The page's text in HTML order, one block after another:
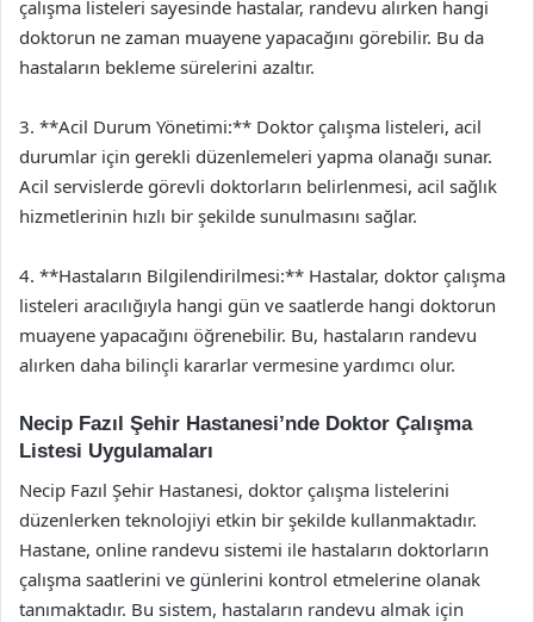
çalışma listeleri sayesinde hastalar, randevu alırken hangi
doktorun ne zaman muayene yapacağını görebilir. Bu da
hastaların bekleme sürelerini azaltır.
3. **Acil Durum Yönetimi:** Doktor çalışma listeleri, acil
durumlar için gerekli düzenlemeleri yapma olanağı sunar.
Acil servislerde görevli doktorların belirlenmesi, acil sağlık
hizmetlerinin hızlı bir şekilde sunulmasını sağlar.
4. **Hastaların Bilgilendirilmesi:** Hastalar, doktor çalışma
listeleri aracılığıyla hangi gün ve saatlerde hangi doktorun
muayene yapacağını öğrenebilir. Bu, hastaların randevu
alırken daha bilinçli kararlar vermesine yardımcı olur.
Necip Fazıl Şehir Hastanesi’nde Doktor Çalışma
Listesi Uygulamaları
Necip Fazıl Şehir Hastanesi, doktor çalışma listelerini
düzenlerken teknolojiyi etkin bir şekilde kullanmaktadır.
Hastane, online randevu sistemi ile hastaların doktorların
çalışma saatlerini ve günlerini kontrol etmelerine olanak
tanımaktadır. Bu sistem, hastaların randevu almak için